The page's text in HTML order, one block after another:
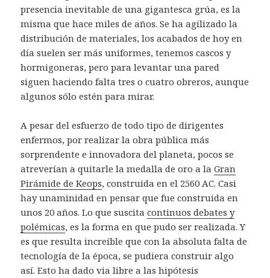
presencia inevitable de una gigantesca grúa, es la
misma que hace miles de años. Se ha agilizado la
distribución de materiales, los acabados de hoy en
día suelen ser más uniformes, tenemos cascos y
hormigoneras, pero para levantar una pared
siguen haciendo falta tres o cuatro obreros, aunque
algunos sólo estén para mirar.
A pesar del esfuerzo de todo tipo de dirigentes
enfermos, por realizar la obra pública más
sorprendente e innovadora del planeta, pocos se
atreverían a quitarle la medalla de oro a laGran
Pirámide de Keops, construida en el 2560 AC. Casi
hay unaminidad en pensar que fue construida en
unos 20 años. Lo que suscitacontinuos debates y
polémicas, es la forma en que pudo ser realizada. Y
es que resulta increíble que con la absoluta falta de
tecnología de la época, se pudiera construir algo
así. Esto ha dado via libre a las hipótesis